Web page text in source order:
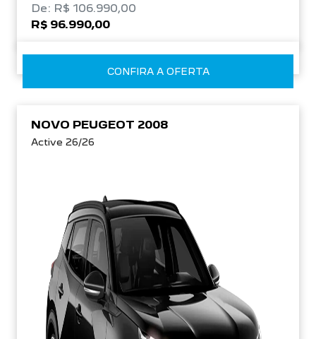
De: R$ 106.990,00
R$ 96.990,00
CONFIRA A OFERTA
NOVO PEUGEOT 2008
Active 26/26